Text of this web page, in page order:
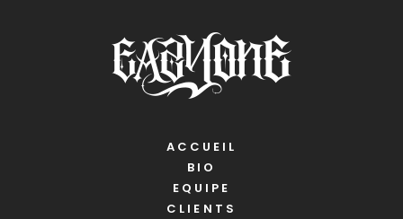
ACCUEIL
BIO
EQUIPE
CLIENTS